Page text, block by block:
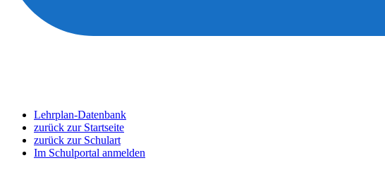
Lehrplan-Datenbank
zurück zur Startseite
zurück zur Schulart
Im Schulportal anmelden